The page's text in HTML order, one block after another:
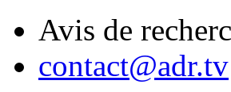
Avis de
contact@adr.tv